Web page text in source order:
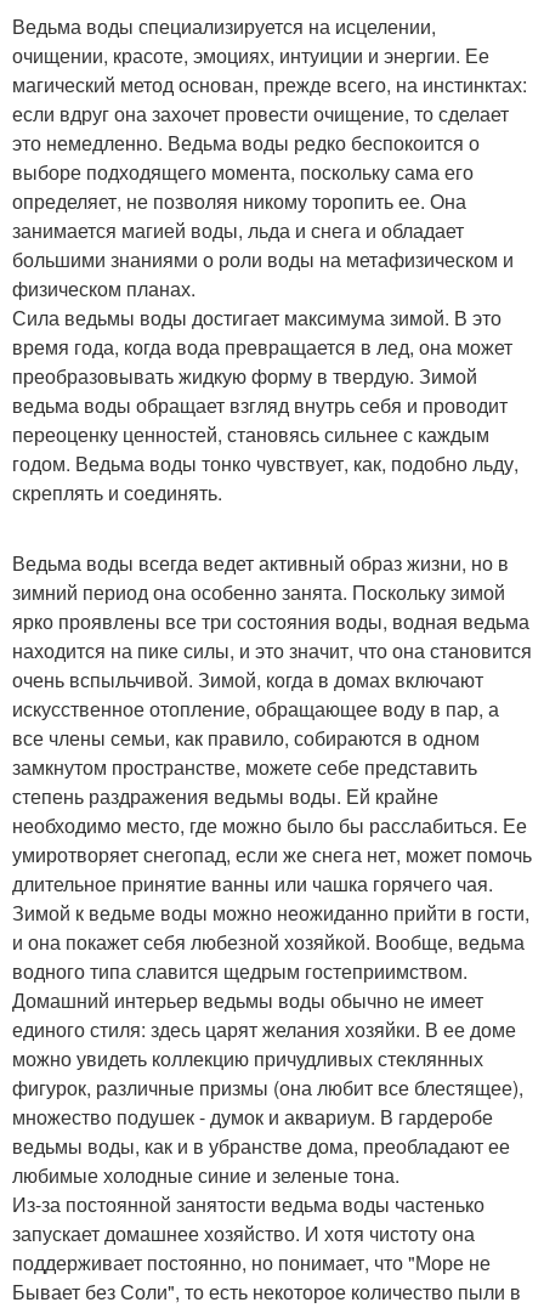
Ведьма воды специализируется на исцелении,
очищении, красоте, эмоциях, интуиции и энергии. Ее
магический метод основан, прежде всего, на инстинктах:
если вдруг она захочет провести очищение, то сделает
это немедленно. Ведьма воды редко беспокоится о
выборе подходящего момента, поскольку сама его
определяет, не позволяя никому торопить ее. Она
занимается магией воды, льда и снега и обладает
большими знаниями о роли воды на метафизическом и
физическом планах.
Сила ведьмы воды достигает максимума зимой. В это
время года, когда вода превращается в лед, она может
преобразовывать жидкую форму в твердую. Зимой
ведьма воды обращает взгляд внутрь себя и проводит
переоценку ценностей, становясь сильнее с каждым
годом. Ведьма воды тонко чувствует, как, подобно льду,
скреплять и соединять.
Ведьма воды всегда ведет активный образ жизни, но в
зимний период она особенно занята. Поскольку зимой
ярко проявлены все три состояния воды, водная ведьма
находится на пике силы, и это значит, что она становится
очень вспыльчивой. Зимой, когда в домах включают
искусственное отопление, обращающее воду в пар, а
все члены семьи, как правило, собираются в одном
замкнутом пространстве, можете себе представить
степень раздражения ведьмы воды. Ей крайне
необходимо место, где можно было бы расслабиться. Ее
умиротворяет снегопад, если же снега нет, может помочь
длительное принятие ванны или чашка горячего чая.
Зимой к ведьме воды можно неожиданно прийти в гости,
и она покажет себя любезной хозяйкой. Вообще, ведьма
водного типа славится щедрым гостеприимством.
Домашний интерьер ведьмы воды обычно не имеет
единого стиля: здесь царят желания хозяйки. В ее доме
можно увидеть коллекцию причудливых стеклянных
фигурок, различные призмы (она любит все блестящее),
множество подушек - думок и аквариум. В гардеробе
ведьмы воды, как и в убранстве дома, преобладают ее
любимые холодные синие и зеленые тона.
Из-за постоянной занятости ведьма воды частенько
запускает домашнее хозяйство. И хотя чистоту она
поддерживает постоянно, но понимает, что "Море не
Бывает без Соли", то есть некоторое количество пыли в